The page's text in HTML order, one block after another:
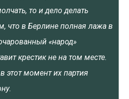
то и дело делать
что в Берлине полная лажа в
«народ»
крестик не на том месте.
этот момент их партия